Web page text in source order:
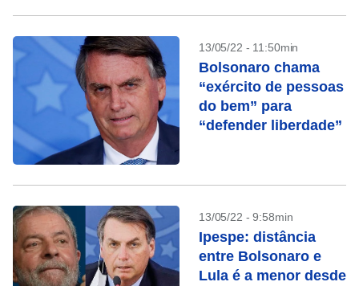
13/05/22 - 11:50min
Bolsonaro chama
“exército de pessoas
do bem” para
“defender liberdade”
13/05/22 - 9:58min
Ipespe: distância
entre Bolsonaro e
Lula é a menor desde